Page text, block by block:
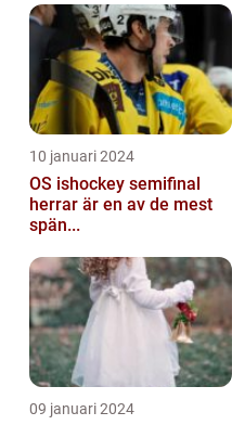
10 januari 2024
OS ishockey semifinal
herrar är en av de mest
spän...
09 januari 2024